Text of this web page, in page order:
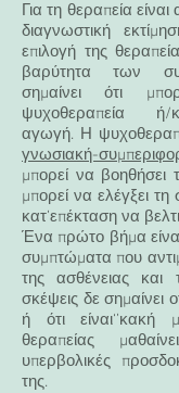
Για τη θεραπεία
διαγνωστική
επιλογή της
βαρύτητα των
σημαίνει ότι
ψυχοθεραπεία ή/
αγωγή. Η
γνωσιακή-
μπορεί να βοηθήσει
μπορεί να ελέγξει
κατ’επέκταση να
Ένα πρώτο βήμα
συμπτώματα που
της ασθένειας και
σκέψεις δε σημαίνει
ή ότι
θεραπείας
υπερβολικές
της.